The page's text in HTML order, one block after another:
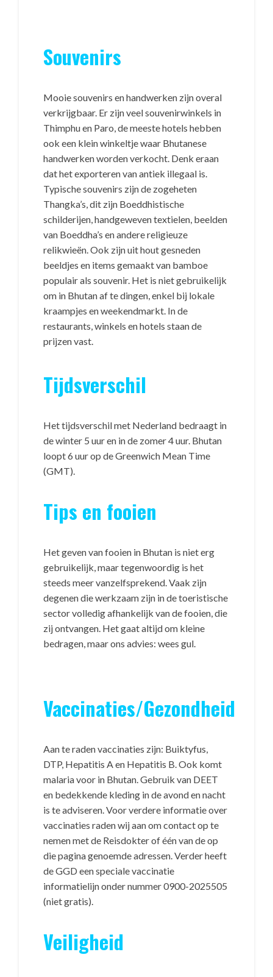
Souvenirs
Mooie souvenirs en handwerken zijn overal
verkrijgbaar. Er zijn veel souvenirwinkels in
Thimphu en Paro, de meeste hotels hebben
ook een klein winkeltje waar Bhutanese
handwerken worden verkocht. Denk eraan
dat het exporteren van antiek illegaal is.
Typische souvenirs zijn de zogeheten
Thangka’s, dit zijn Boeddhistische
schilderijen, handgeweven textielen, beelden
van Boeddha’s en andere religieuze
relikwieën. Ook zijn uit hout gesneden
beeldjes en items gemaakt van bamboe
populair als souvenir. Het is niet gebruikelijk
om in Bhutan af te dingen, enkel bij lokale
kraampjes en weekendmarkt. In de
restaurants, winkels en hotels staan de
prijzen vast.
Tijdsverschil
Het tijdsverschil met Nederland bedraagt in
de winter 5 uur en in de zomer 4 uur. Bhutan
loopt 6 uur op de Greenwich Mean Time
(GMT).
Tips en fooien
Het geven van fooien in Bhutan is niet erg
gebruikelijk, maar tegenwoordig is het
steeds meer vanzelfsprekend. Vaak zijn
degenen die werkzaam zijn in de toeristische
sector volledig afhankelijk van de fooien, die
zij ontvangen. Het gaat altijd om kleine
bedragen, maar ons advies: wees gul.
Vaccinaties/Gezondheid
Aan te raden vaccinaties zijn: Buiktyfus,
DTP, Hepatitis A en Hepatitis B. Ook komt
malaria voor in Bhutan. Gebruik van DEET
en bedekkende kleding in de avond en nacht
is te adviseren. Voor verdere informatie over
vaccinaties raden wij aan om contact op te
nemen met de Reisdokter of één van de op
die pagina genoemde adressen. Verder heeft
de GGD een speciale vaccinatie
informatielijn onder nummer 0900-2025505
(niet gratis).
Veiligheid